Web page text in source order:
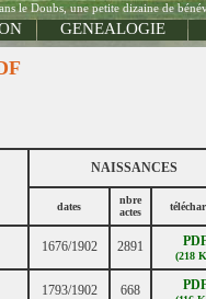
le Doubs, une petite dizaine de
GENEALOGIE
NAISSANCES
dates
nbre
actes
1676/1902 2891
(218
1793/1902 668